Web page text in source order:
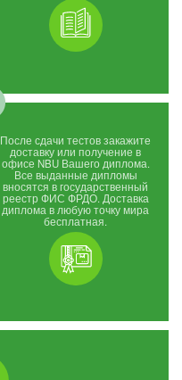
После сдачи тестов закажите
доставку или получение в
офисе NBU Вашего диплома.
Все выданные дипломы
вносятся в государственный
реестр ФИС ФРДО. Доставка
диплома в любую точку мира
бесплатная.